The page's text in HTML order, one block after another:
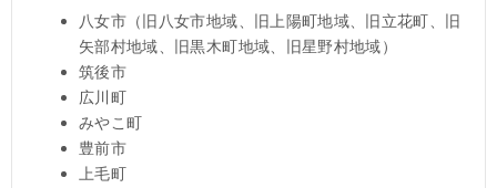
八女市（旧八女市地域、旧上陽町地域、旧立花町、旧
矢部村地域、旧黒木町地域、旧星野村地域）
筑後市
広川町
みやこ町
豊前市
上毛町